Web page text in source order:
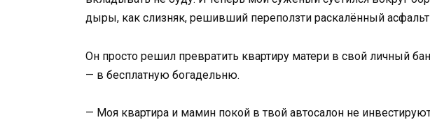
дыры, как слизняк, решивший переползти раскалённый
Он просто решил превратить квартиру матери в свой личный
— в бесплатную богадельню.
— Моя квартира и мамин покой в твой автосалон не